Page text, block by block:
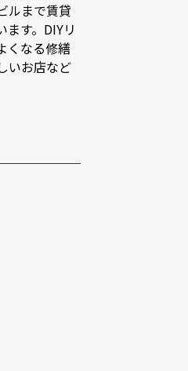
ルまで賃貸
す。DIYリ
くなる修繕
いお店など